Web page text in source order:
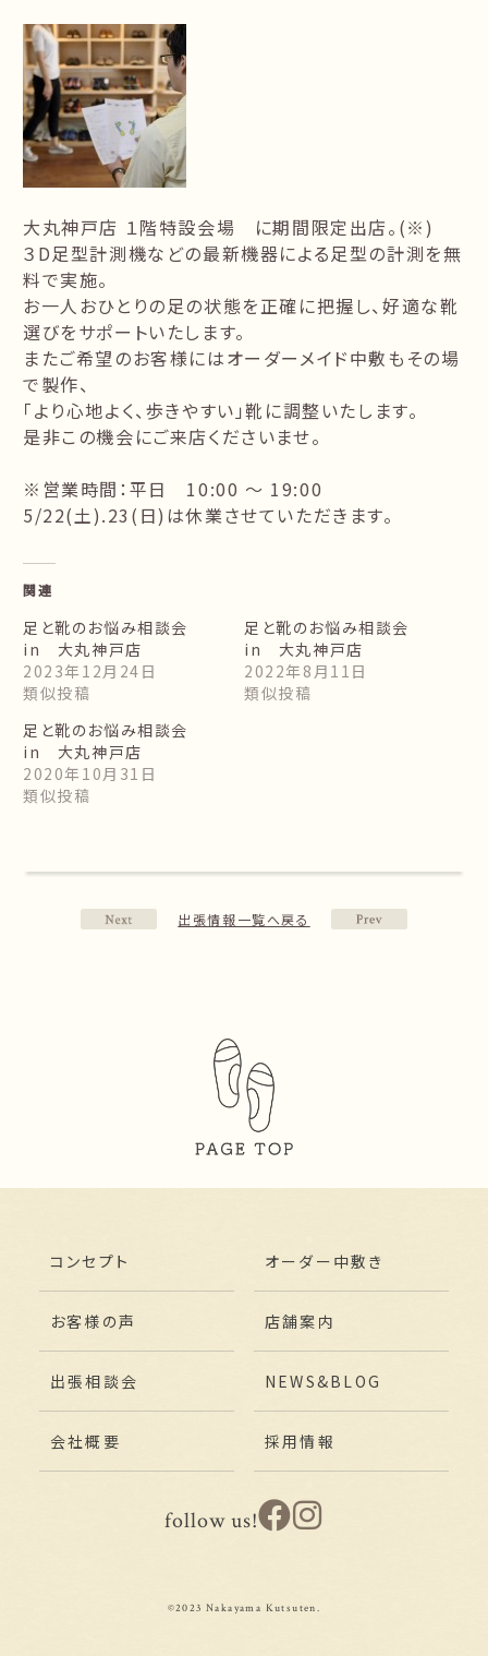
大丸神戸店 １階特設会場 に期間限定出店。(※)
３D足型計測機などの最新機器による足型の計測を無
料で実施。
お一人おひとりの足の状態を正確に把握し、好適な靴
選びをサポートいたします。
またご希望のお客様にはオーダーメイド中敷もその場
で製作、
「より心地よく、歩きやすい」靴に調整いたします。
是非この機会にご来店くださいませ。
※営業時間：平日 10:00 ～ 19:00
5/22(土).23(日)は休業させていただきます。
関連
足と靴のお悩み相談会
in 大丸神戸店
2023年12月24日
類似投稿
足と靴のお悩み相談会
in 大丸神戸店
2022年8月11日
類似投稿
足と靴のお悩み相談会
in 大丸神戸店
2020年10月31日
類似投稿
出張情報一覧へ戻る
コンセプト オーダー中敷き
お客様の声 店舗案内
出張相談会 NEWS&BLOG
会社概要 採用情報
follow us!
©2023 Nakayama Kutsuten.